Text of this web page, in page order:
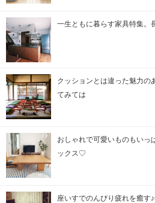
一生ともに暮らす家具特集。
クッションとは違った魅力の
てみては
おしゃれで可愛いものもいっ
ックス♡
座いすでのんびり疲れを癒す